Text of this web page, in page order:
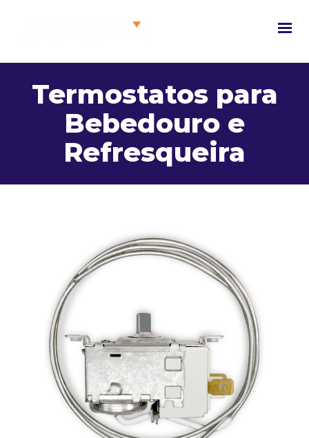
Termostatos para
Bebedouro e
Refresqueira